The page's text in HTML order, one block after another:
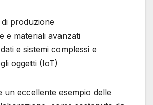
produzione
e materiali avanzati
e sistemi complessi e
oggetti (IoT)
un eccellente esempio delle